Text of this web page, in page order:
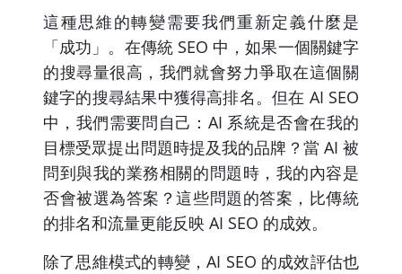
這種思維的轉變需要我們重新定義什麼是
「成功」。在傳統 SEO 中，如果一個關鍵字
的搜尋量很高，我們就會努力爭取在這個關
鍵字的搜尋結果中獲得高排名。但在 AI SEO
中，我們需要問自己：AI 系統是否會在我的
目標受眾提出問題時提及我的品牌？當 AI 被
問到與我的業務相關的問題時，我的內容是
否會被選為答案？這些問題的答案，比傳統
的排名和流量更能反映 AI SEO 的成效。
除了思維模式的轉變，AI SEO 的成效評估也